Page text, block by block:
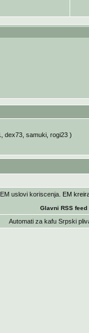
dex73, samuki, rogi23)
EM uslovi koriscenja . EM
Glavni RSS feed
Automati za kafu Srpski